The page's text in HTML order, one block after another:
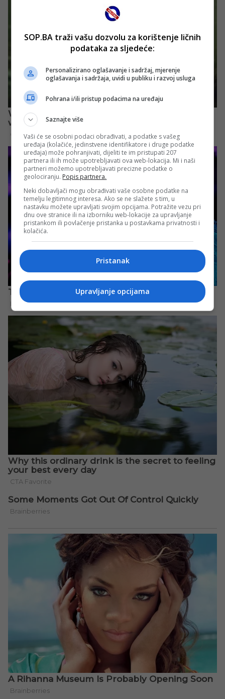
SOP.BA traži vašu dozvolu za korištenje ličnih
podataka za sljedeće:
Personalizirano oglašavanje i sadržaj, mjerenje
oglašavanja i sadržaja, uvidi u publiku i razvoj usluga
Pohrana i/ili pristup podacima na uređaju
Saznajte više
Vaši će se osobni podaci obrađivati, a podatke s vašeg
uređaja (kolačiće, jedinstvene identifikatore i druge podatke
uređaja) može pohranjivati, dijeliti te im pristupati 207
partnera ili ih može upotrebljavati ova web-lokacija. Mi i naši
partneri možemo upotrebljavati precizne podatke o
geolociranju. Popis partnera.
Neki dobavljači mogu obrađivati vaše osobne podatke na
temelju legitimnog interesa. Ako se ne slažete s tim, u
nastavku možete upravljati svojim opcijama. Potražite vezu pri
dnu ove stranice ili na izborniku web-lokacije za upravljanje
pristankom ili povlačenje pristanka u postavkama privatnosti i
kolačića.
Pristanak
Upravljanje opcijama